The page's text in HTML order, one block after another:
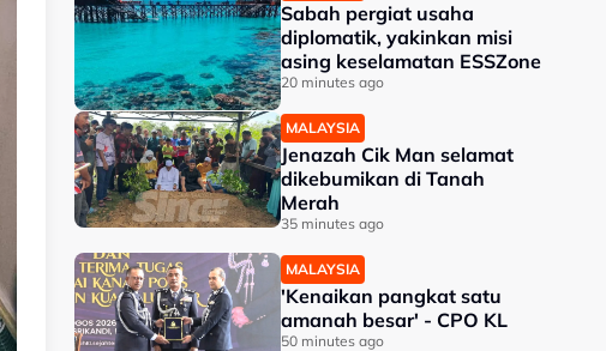
Sabah pergiat usaha
diplomatik, yakinkan misi
asing keselamatan ESSZone
20 minutes ago
MALAYSIA
Jenazah Cik Man selamat
dikebumikan di Tanah
Merah
35 minutes ago
MALAYSIA
'Kenaikan pangkat satu
amanah besar' - CPO KL
50 minutes ago